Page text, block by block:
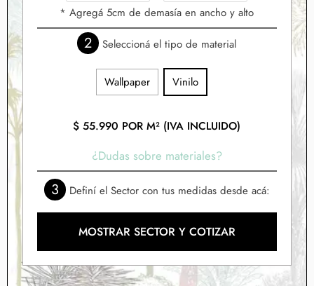
* Agregá 5cm de demasía en ancho y alto
2 Seleccioná el tipo de material
Wallpaper Vinilo
$ 55.990 POR M² (IVA INCLUIDO)
¿Dudas sobre materiales?
3 Definí el Sector con tus medidas desde acá:
MOSTRAR SECTOR Y COTIZAR